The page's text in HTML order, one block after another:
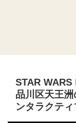
STAR
品川区天王
ンタラクティ